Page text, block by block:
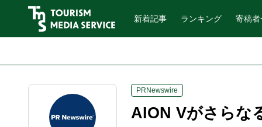
新着記事 ランキング 寄稿者
PRNewswire
AION Vがさらな